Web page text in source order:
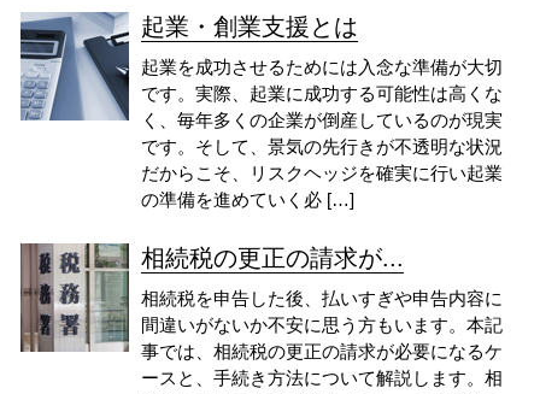
起業・創業支援とは
起業を成功させるためには入念な準備が大切
です。実際、起業に成功する可能性は高くな
く、毎年多くの企業が倒産しているのが現実
です。そして、景気の先行きが不透明な状況
だからこそ、リスクヘッジを確実に行い起業
の準備を進めていく必 […]
相続税の更正の請求が...
相続税を申告した後、払いすぎや申告内容に
間違いがないか不安に思う方もいます。本記
事では、相続税の更正の請求が必要になるケ
ースと、手続き方法について解説します。相